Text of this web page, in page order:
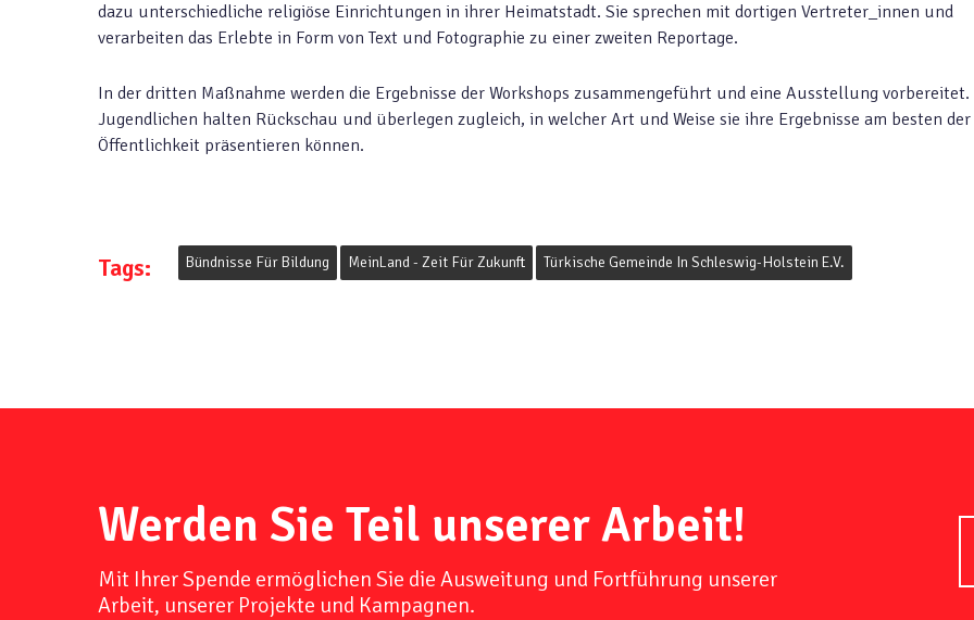
dazu unterschiedliche religiöse Einrichtungen in ihrer Heimatstadt. Sie sprechen mit dortigen Vertreter_innen und
verarbeiten das Erlebte in Form von Text und Fotographie zu einer zweiten Reportage.
In der dritten Maßnahme werden die Ergebnisse der Workshops zusammengeführt und eine Ausstellung vorbereitet.
Jugendlichen halten Rückschau und überlegen zugleich, in welcher Art und Weise sie ihre Ergebnisse am besten der
Öffentlichkeit präsentieren können.
Tags: Bündnisse Für Bildung MeinLand - Zeit Für Zukunft Türkische Gemeinde In Schleswig-Holstein E.V.
Werden Sie Teil unserer Arbeit!
Mit Ihrer Spende ermöglichen Sie die Ausweitung und Fortführung unserer
Arbeit, unserer Projekte und Kampagnen.